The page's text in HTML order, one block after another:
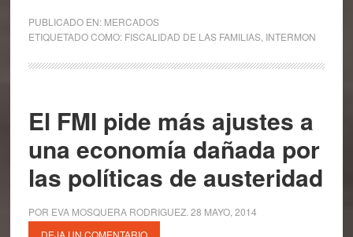
PUBLICADO EN: MERCADOS
ETIQUETADO COMO: FISCALIDAD DE LAS FAMILIAS, INTERMON
El FMI pide más ajustes a
una economía dañada por
las políticas de austeridad
POR EVA MOSQUERA RODRIGUEZ. 28 MAYO, 2014
DEJA UN COMENTARIO